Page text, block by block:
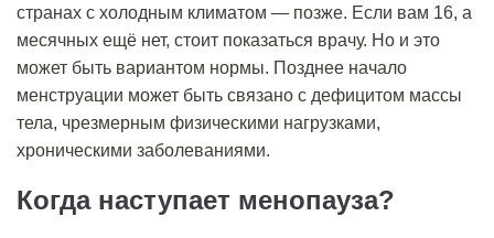
странах с холодным климатом — позже. Если вам 16, а
месячных ещё нет, стоит показаться врачу. Но и это
может быть вариантом нормы. Позднее начало
менструации может быть связано с дефицитом массы
тела, чрезмерным физическими нагрузками,
хроническими заболеваниями.
Когда наступает менопауза?